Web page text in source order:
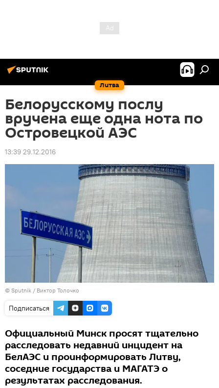
Литва
Белорусскому послу
вручена еще одна нота по
Островецкой АЭС
13:39 29.12.2016
© Sputnik / Виктор Толочко
Подписаться
Официальный Минск просят тщательно
расследовать недавний инцидент на
БелАЭС и проинформировать Литву,
соседние государства и МАГАТЭ о
результатах расследования.